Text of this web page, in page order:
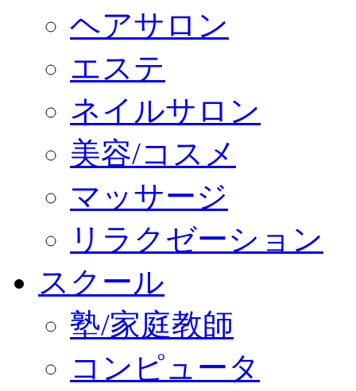
ヘアサロン
エステ
ネイルサロン
美容/コスメ
マッサージ
リラクゼーション
スクール
塾/家庭教師
コンピュータ